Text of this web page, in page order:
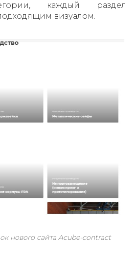
каждый раздел
визуалом.
нового сайта Acube-contract